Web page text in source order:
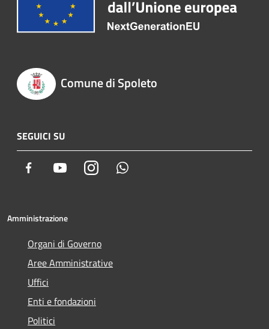
Comune di Spoleto
SEGUICI SU
Facebook YoutubeInstagram
Amministrazione
Organi di Governo
Aree Amministrative
Uffici
Enti e fondazioni
Politici